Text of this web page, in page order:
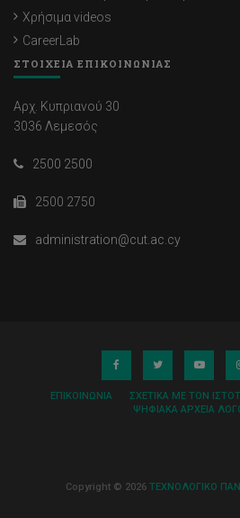
Χρήσιμα videos
CareerLab
ΣΤΟΙΧΕΙΑ ΕΠΙΚΟΙΝΩΝΙΑΣ
Αρχ. Κυπριανού 30
3036 Λεμεσός
2500 2500
2500 2750
administration@cut.ac.cy
ΕΠΙΚΟΙΝΩΝΊΑ ΣΧΕΤΙΚΆ ΜΕ ΤΟΝ
ΨΗΦΙΑΚΆ ΑΡΧΕΊΑ
Copyright © 2026 ΤΕΧΝΟΛΟΓΙΚΟ